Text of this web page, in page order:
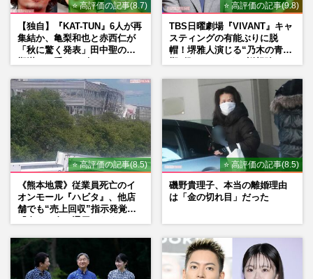
猛暑・物価高を乗り切る『おばあちゃんの
知恵袋』ひと手間でお財布にもやさしい、
節約＆エコな“50の習慣”
週刊女性2026年7月7日・14日号 2026/7/5
《スリコ神アイテム》『3COINS』家庭
の“3大ストレス”を数百円で解決、マニア
のイチオシは「ツールボック…
週刊女性2026年4月28日・5月5日号 2026/4/26
⭐ 高評価の記事(8.7)
【独自】『KAT-TUN』6人が再
集結か、亀梨和也と赤西仁が
「秋に驚く発表」田中聖の刑
⭐ 高評価の記事(9.8)
TBS日曜劇場『VIVANT』キャ
スティングの有能ぶりに脱
帽！堺雅人演じる“乃木の青年
マン長男・櫻井海音だった
⭐ 高評価の記事(8.5)
《熊本地震》従業員死亡のイ
オンモール『ハビタ』、他店
舗でも“売上回収”指示発覚で
⭐ 高評価の記事(8.5)
磯野貴理子、本当の離婚理由
は「金の切れ目」だった